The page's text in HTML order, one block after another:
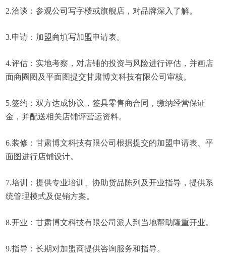
2.洽谈：参观公司写字楼或旗舰店，对品牌深入了解。
3.申请：加盟商填写加盟申请表。
4.评估：实地考察，对店铺的投资与风险进行评估，并画店
面商圈图及平面图提交甘肃博文科技有限公司审核。
5.签约：双方达成协议，签具零售商合同，缴纳经营保证
金，并配送相关店铺评营运资料。
6.装修：甘肃博文科技有限公司根据提交的加盟申请表、平
面图进行店铺设计。
7.培训：提供专业培训、协助货品陈列及开业指导，提供系
统管理模式及促销方案。
8.开业：甘肃博文科技有限公司派人到当地帮助隆重开业。
9.指导：长期对加盟商提供咨询服务和指导。